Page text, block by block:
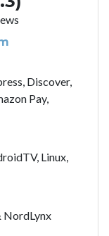
Discover,
Pay,
Linux,
NordLynx